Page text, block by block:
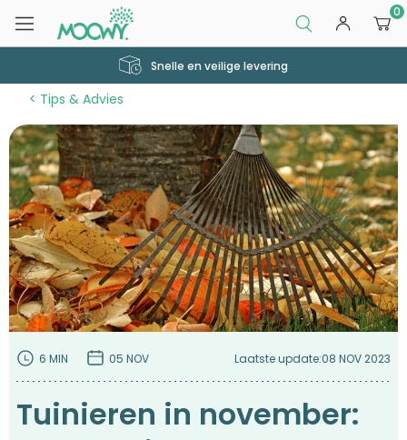
0
Snelle en veilige levering
Tips & Advies
6 MIN 05 NOV Laatste update:08 NOV 2023
Tuinieren in november: